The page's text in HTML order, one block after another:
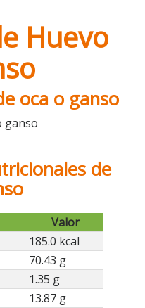
Huevo
oca o ganso
ganso
de
Valor
185.0 kcal
70.43 g
1.35 g
13.87 g